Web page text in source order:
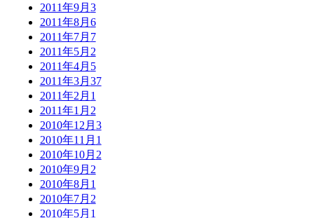
2011年9月 3
2011年8月 6
2011年7月 7
2011年5月 2
2011年4月 5
2011年3月 37
2011年2月 1
2011年1月 2
2010年12月 3
2010年11月 1
2010年10月 2
2010年9月 2
2010年8月 1
2010年7月 2
2010年5月 1